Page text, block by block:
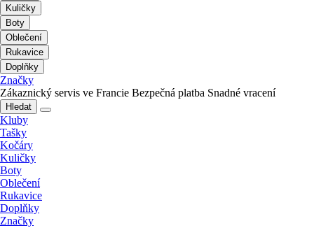
Kuličky
Boty
Oblečení
Rukavice
Doplňky
Značky
Zákaznický servis ve Francie Bezpečná platba Snadné vracení
Hledat
Kluby
Tašky
Kočáry
Kuličky
Boty
Oblečení
Rukavice
Doplňky
Značky